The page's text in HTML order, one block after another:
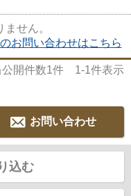
せん。
お問い合わせはこちら
開件数1件 1-1件表示
お問い合わせ
込む